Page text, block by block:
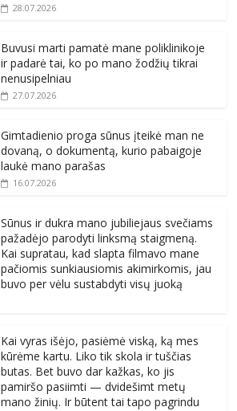
28.07.2026
Buvusi marti pamatė mane poliklinikoje
ir padarė tai, ko po mano žodžių tikrai
nenusipelniau
27.07.2026
Gimtadienio proga sūnus įteikė man ne
dovaną, o dokumentą, kurio pabaigoje
laukė mano parašas
16.07.2026
Sūnus ir dukra mano jubiliejaus svečiams
pažadėjo parodyti linksmą staigmeną.
Kai supratau, kad slapta filmavo mane
pačiomis sunkiausiomis akimirkomis, jau
buvo per vėlu sustabdyti visų juoką
Kai vyras išėjo, pasiėmė viską, ką mes
kūrėme kartu. Liko tik skola ir tuščias
butas. Bet buvo dar kažkas, ko jis
pamiršo pasiimti — dvidešimt metų
mano žinių. Ir būtent tai tapo pagrindu